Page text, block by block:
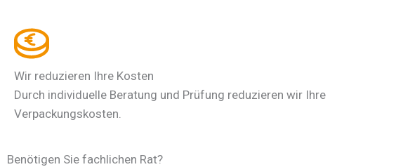
Wir reduzieren Ihre Kosten
Durch individuelle Beratung und Prüfung reduzieren wir Ihre
Verpackungskosten.
Benötigen Sie fachlichen Rat?